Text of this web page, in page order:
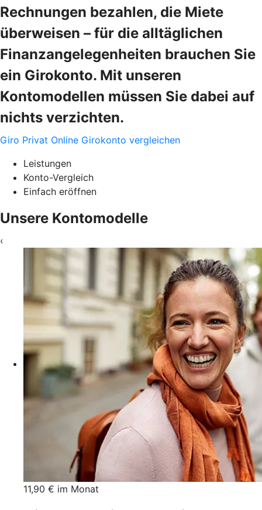
Rechnungen bezahlen, die Miete
überweisen – für die alltäglichen
Finanzangelegenheiten brauchen Sie
ein Girokonto. Mit unseren
Kontomodellen müssen Sie dabei auf
nichts verzichten.
Giro Privat Online Girokonto vergleichen
Leistungen
Konto-Vergleich
Einfach eröffnen
Unsere Kontomodelle
‹
11,90 € im Monat